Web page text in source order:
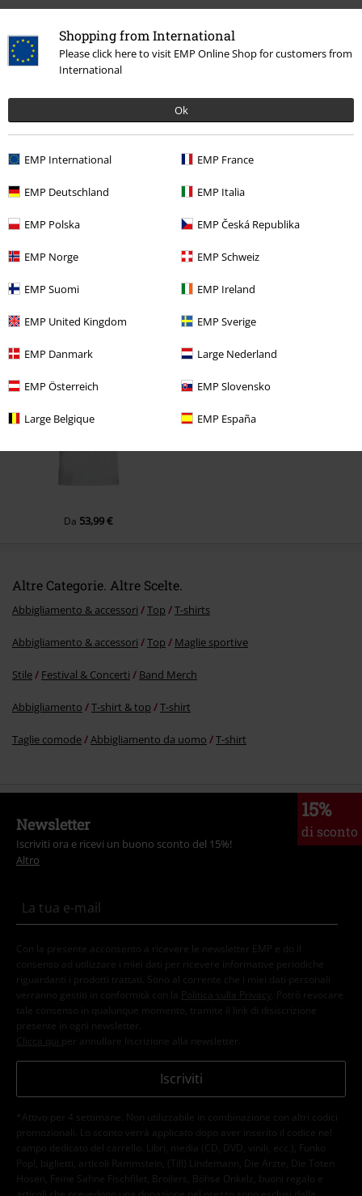
Shopping from International
Please click here to visit EMP Online Shop for customers from
International
Ok
EMP International EMP France
EMP Deutschland EMP Italia
EMP Polska EMP Česká Republika
EMP Norge EMP Schweiz
EMP Suomi EMP Ireland
EMP United Kingdom EMP Sverige
EMP Danmark Large Nederland
EMP Österreich EMP Slovensko
Large Belgique EMP España
0 recensioni
Scrivi la tua recensione di "Soccer Jersey".
Scrivi una recensione
Da 53,99 €
Altre Categorie. Altre Scelte.
Abbigliamento & accessori Top T-shirts
Abbigliamento & accessori Top Maglie sportive
Stile Festival & Concerti Band Merch
Abbigliamento T-shirt & top T-shirt
Taglie comode Abbigliamento da uomo T-shirt
15%
di sconto
Newsletter
Iscriviti ora e ricevi un buono sconto del 15%!
Altro
Con la presente acconsento a ricevere le newsletter EMP e do il
consenso ad utilizzare i miei dati per ricevere informative periodiche
riguardanti i prodotti trattati. Sono al corrente che i miei dati personali
verranno gestiti in conformità con la
Politica sulla Privacy
. Potrò revocare
tale consenso in qualunque momento, tramite il link di disiscrizione
presente in ogni newsletter.
Clicca qui per annullare liscrizione alla newsletter.
Iscriviti
*Attivo per 4 settimane. Non utilizzabile in combinazione con altri codici
promozionali. Lo sconto verrà applicato dopo aver inserito il codice nel
campo dedicato del carrello. Libri, media (CD, DVD, vinili, ecc.), Funko
Pop!, biglietti, articoli Rammstein, (Till) Lindemann, Die Ärzte, Die Toten
Hosen, Feine Sahne Fischfilet, Broilers, Böhse Onkelz, buoni regalo e